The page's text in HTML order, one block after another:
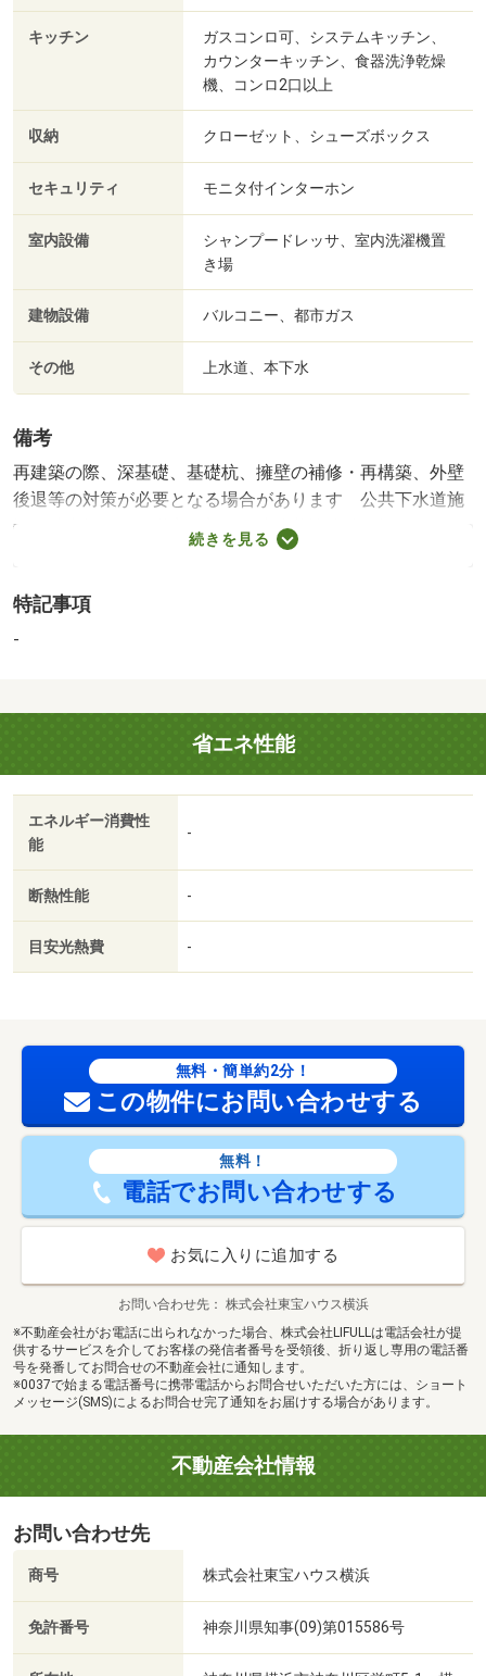
キッチン
ガスコンロ可、システムキッチン、
カウンターキッチン、食器洗浄乾燥
機、コンロ2口以上
収納 クローゼット、シューズボックス
セキュリティ モニタ付インターホン
室内設備
シャンプードレッサ、室内洗濯機置
き場
建物設備 バルコニー、都市ガス
その他 上水道、本下水
備考
再建築の際、深基礎、基礎杭、擁壁の補修・再構築、外壁
後退等の対策が必要となる場合があります 公共下水道施
設の地上権あり 洋室２部屋は建築基準法納戸扱いになり
ます（１号棟・２号棟） 【駐車場備考】カースペー
室収納
建築確認：有/NO.第２４ＵＤＩ１Ｋ建０１７００－２号
法令等制限：景観法：有 宅地造成工事規制区域：有 高
度地区：有 準防火地域：有 日影制限：有 その他制限
事項：緑化地域
続きを見る
特記事項
-
省エネ性能
エネルギー消費性
能
-
断熱性能 -
目安光熱費 -
無料・簡単約2分！
この物件にお問い合わせする
無料！
電話でお問い合わせする
お気に入りに追加する
お問い合わせ先
株式会社東宝ハウス横浜
※不動産会社がお電話に出られなかった場合、株式会社LIFULLは電話会社が提
供するサービスを介してお客様の発信者番号を受領後、折り返し専用の電話番
号を発番してお問合せの不動産会社に通知します。
※0037で始まる電話番号に携帯電話からお問合せいただいた方には、ショート
メッセージ(SMS)によるお問合せ完了通知をお届けする場合があります。
不動産会社情報
お問い合わせ先
商号 株式会社東宝ハウス横浜
免許番号 神奈川県知事(09)第015586号